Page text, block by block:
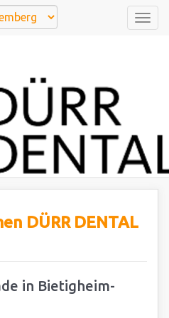
DÜRR DENTAL
in Bietigheim-